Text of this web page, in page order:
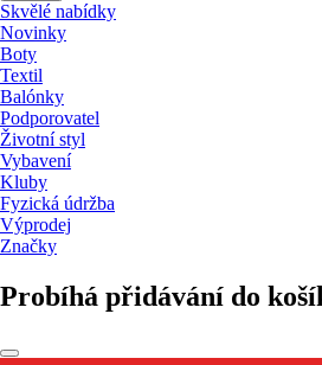
Skvělé nabídky
Novinky
Boty
Textil
Balónky
Podporovatel
Životní styl
Vybavení
Kluby
Fyzická údržba
Výprodej
Značky
Probíhá přidávání do